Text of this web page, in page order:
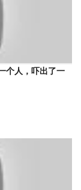
个人，吓出了一